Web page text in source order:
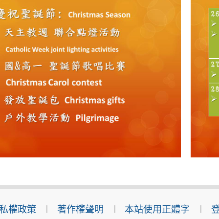
權政策 著作權聲明 本站使用正體字